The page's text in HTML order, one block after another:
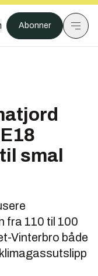
Abonner
smal
fra 110 til 100
Vinterbro både